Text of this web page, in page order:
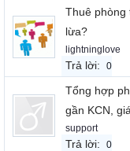
Thuê phòng
lừa?
lightninglove
Trả lời: 0
Tổng hợp
gần KCN,
support
Trả lời: 0